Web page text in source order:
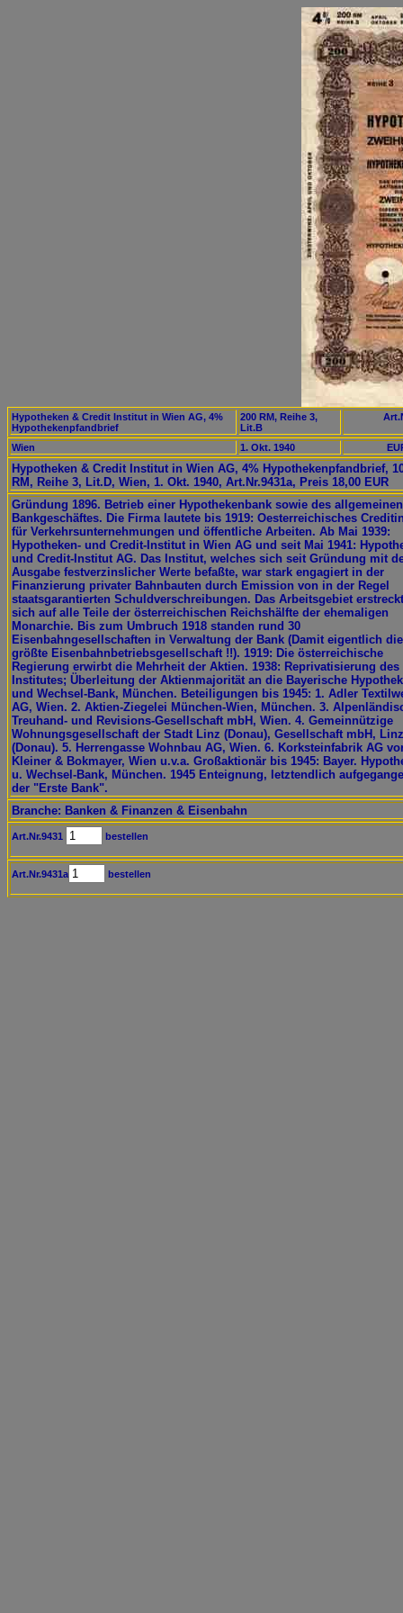
Hypotheken & Credit Institut in Wien AG, 4%
Hypothekenpfandbrief
200 RM, Reihe 3,
Lit.B
Wien 1. Okt. 1940
Hypotheken & Credit Institut in Wien AG, 4% Hypothekenpfandbrief,
RM, Reihe 3, Lit.D, Wien, 1. Okt. 1940, Art.Nr.9431a, Preis 18,00 EUR
Gründung 1896. Betrieb einer Hypothekenbank sowie des allgemeinen
Bankgeschäftes. Die Firma lautete bis 1919: Oesterreichisches
für Verkehrsunternehmungen und öffentliche Arbeiten. Ab Mai 1939:
Hypotheken- und Credit-Institut in Wien AG und seit Mai 1941:
und Credit-Institut AG. Das Institut, welches sich seit Gründung mit
Ausgabe festverzinslicher Werte befaßte, war stark engagiert in der
Finanzierung privater Bahnbauten durch Emission von in der Regel
staatsgarantierten Schuldverschreibungen. Das Arbeitsgebiet
sich auf alle Teile der österreichischen Reichshälfte der ehemaligen
Monarchie. Bis zum Umbruch 1918 standen rund 30
Eisenbahngesellschaften in Verwaltung der Bank (Damit eigentlich die
größte Eisenbahnbetriebsgesellschaft !!). 1919: Die österreichische
Regierung erwirbt die Mehrheit der Aktien. 1938: Reprivatisierung des
Institutes; Überleitung der Aktienmajorität an die Bayerische
und Wechsel-Bank, München. Beteiligungen bis 1945: 1. Adler
AG, Wien. 2. Aktien-Ziegelei München-Wien, München. 3.
Treuhand- und Revisions-Gesellschaft mbH, Wien. 4. Gemeinnützige
Wohnungsgesellschaft der Stadt Linz (Donau), Gesellschaft mbH, Linz
(Donau). 5. Herrengasse Wohnbau AG, Wien. 6. Korksteinfabrik AG
Kleiner & Bokmayer, Wien u.v.a. Großaktionär bis 1945: Bayer.
u. Wechsel-Bank, München. 1945 Enteignung, letztendlich
der "Erste Bank".
Branche: Banken & Finanzen & Eisenbahn
Art.Nr.9431 bestellen
Art.Nr.9431a bestellen